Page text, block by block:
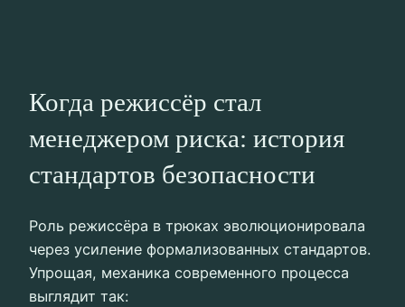
Когда режиссёр стал
менеджером риска: история
стандартов безопасности
Роль режиссёра в трюках эволюционировала
через усиление формализованных стандартов.
Упрощая, механика современного процесса
выглядит так: